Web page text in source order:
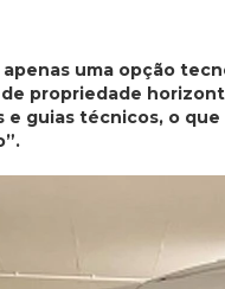
uma opção
propriedade
e guias técnicos, o